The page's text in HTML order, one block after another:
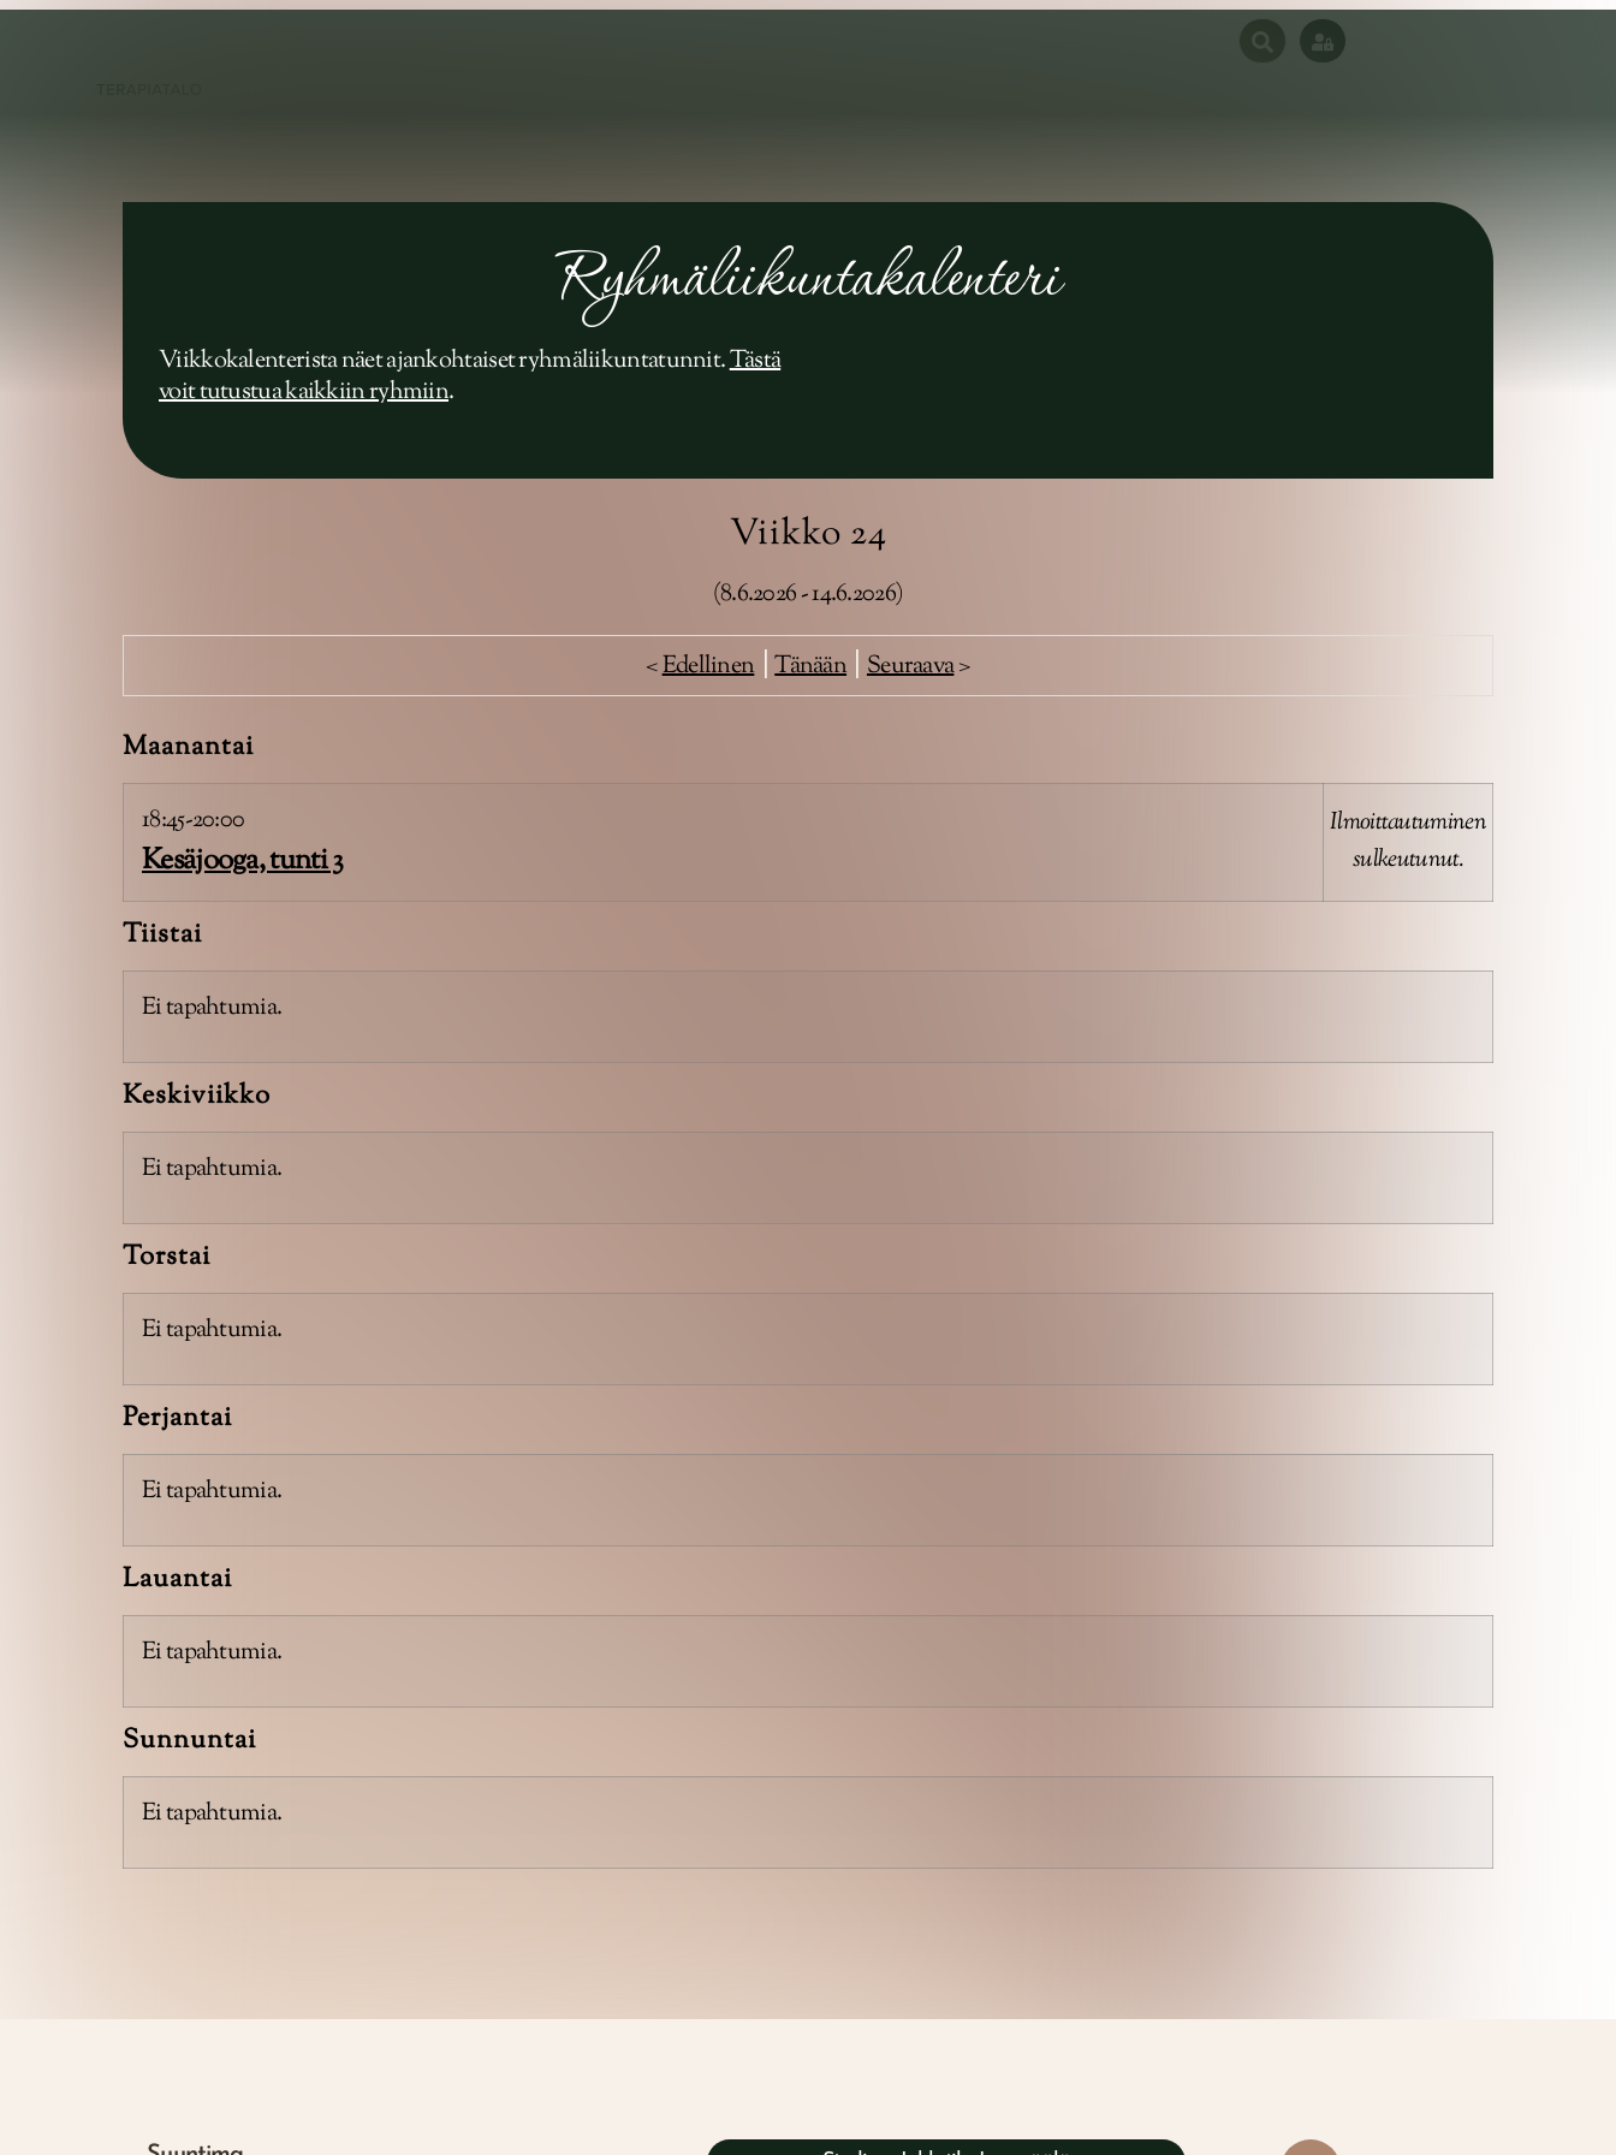
Ryhmäliikuntakalenteri
Viikkokalenterista näet ajankohtaiset ryhmäliikuntatunnit.Tästä
voit tutustua kaikkiin ryhmiin.
Viikko 24
(8.6.2026 - 14.6.2026)
<Edellinen|Tänään| Seuraava>
Maanantai
18:45-20:00
Kesäjooga, tunti 3
Ilmoittautuminen
sulkeutunut.
Tiistai
Ei tapahtumia.
Keskiviikko
Ei tapahtumia.
Torstai
Ei tapahtumia.
Perjantai
Ei tapahtumia.
Lauantai
Ei tapahtumia.
Sunnuntai
Ei tapahtumia.